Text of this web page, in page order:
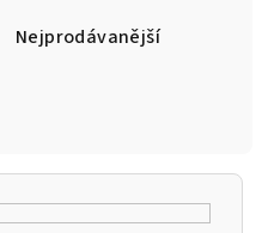
Nejprodávanější